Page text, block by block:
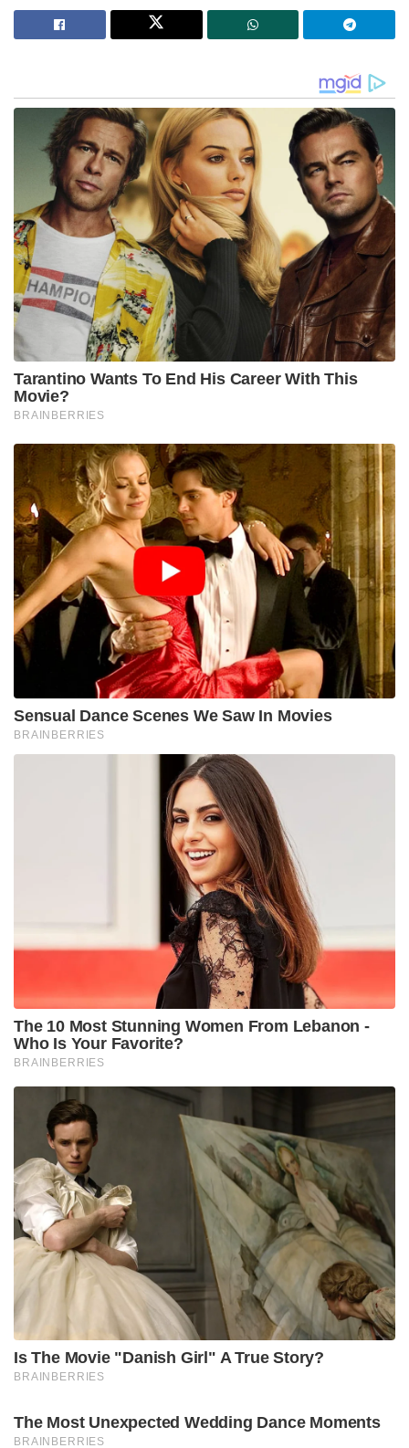
മമ്മൂട്ടി, മലയാളികളുടെ മമ്മൂക്ക. കുടലിലെ കാൻസർ
കൊള്‌നോസ്‌കോപ്പിയിലൂടെയാണ് സാധാരണ
കണ്ടുപിടിക്കാറുള്ളത്. അൻപതു വയസുകഴിഞ്ഞാൽ
പത്തു വർഷത്തിൽ ഒരിക്കൽ ആണ് അത്
ചെയ്യാറുള്ളത്. ഇല്ലെങ്കിൽ എല്ലാവരും ചെയ്യേണ്ടതാണ്.
Fecal occult blood testing starts at 45. ഇത് എല്ലാ
വർഷവും ചെയ്യേണ്ടതാണ്. മമ്മൂക്ക തീർച്ചയായും
അതൊക്കെ ശ്രദ്ധിക്കുന്ന ആളായിരിക്കണം.
ഭക്ഷണകാര്യത്തിലും അദ്ദേഹം അതീവ ശ്രദ്ധാലുവാണ്.
പളുങ്കിൽ അഭിനയിക്കുബോൾ ഞങ്ങൾ
അമ്പിളിചേട്ടനുമൊത്ത് ഒന്നിച്ചിരുന്നു ഭക്ഷണം
കഴിച്ചിട്ടുണ്ട്. അന്നേ ഞാൻ ശ്രദ്ധിച്ചിരുന്നു.
അദ്ദേഹത്തിന്റെ ലഘുഭക്ഷണരീതി. ഇപ്പോൾ
കണ്ടിരിക്കാം. എന്നാലും തുടക്കത്തിലെ
അറിഞ്ഞതുകൊണ്ട്, കേട്ടിടത്തോളം ഒന്നു
പേടിക്കാനില്ല എന്നുതന്നെയാണ് ഡോക്ടടർന്മാരുടെ
അഭിപ്രായം എന്നും കേട്ടു. ഓപ്പറേഷനോ
റേഡിയേഷനോ എന്നുള്ളത് അദ്ദേഹത്തിന്റെ
ഡോക്ടറാണ് തീരുമാനിക്കേണ്ടത്. അതൊക്ക
കഴിഞ്ഞവരെ എനിക്കറിയാം അവരൊക്കെ ഇരുപതു
വർഷംകഴിഞ്ഞിട്ടും പൂർണ ആരോഗ്യവാന്മാരായി
സാധാരണ ജീവിതം നയിക്കുന്നു. മലയാളികളുടെ
മമ്മൂക്ക പൂർണ ആരോഗ്യവാനായി തന്നെ വീണ്ടും
സിനിമകളിൽ സജീവമാകും എന്നതിൽ ഒരു
സംശയവുമില്ല. Wish him a speedy recovery.
റേഡിയേഷൻ കൊണ്ട് മമ്മൂട്ടി സുഖംപ്രാപിച്ചു വരും
എന്നും കഴിഞ്ഞ ദിവസം സംവിധായകൻ ജോസ്
തോമസ് വ്യക്തമാക്കിയിരുന്നു. സംവിധായകനും ബിഗ്
ബോസ് താരവുമായ അഖിൽ മാരാരും വിഷയത്തിൽ
പ്രതികരിച്ചിരുന്നു. ഒരേ സമയം സിനിമയുടെ ബഡ്ജറ്റ്
കാര്യങ്ങളിൽ ശ്രദ്ധിക്കുകയും ആരോഗ്യം നോക്കാതെ
ഷോട്ടിന് തയ്യാറാവുകയും ചെയ്തതുകൊണ്ട്
ഗ്യാസ്ട്രിക് പ്രശ്‌നങ്ങൾ ഉണ്ടായി. ചെറിയ
ബുദ്ധിമുട്ടുകൾ ഉണ്ടായപ്പോൾ ടെസ്റ്റ് ചെയ്തെന്നും
അഖിൽ മാരാർ വ്യക്തമാക്കി.
Tags: mammootty